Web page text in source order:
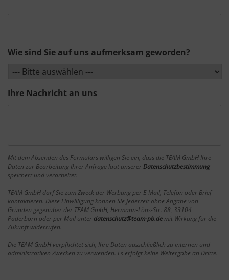
Wie sind Sie auf uns aufmerksam geworden?
Ihre Nachricht an uns
Mit dem Absenden des Formulars willigen Sie ein, dass die TEAM GmbH Ihre
Daten zur Bearbeitung Ihrer Anfrage laut unsererDatenschutzbestimmung
speichert und verarbeitet.
TEAM GmbH darf Sie zum Zweck der Werbung per E-Mail, Telefon oder Brief
kontaktieren. Diese Einwilligung können Sie jederzeit ohne Angabe von
Gründen gegenüber der TEAM GmbH, Hermann-Löns-Str. 88, 33104
Paderborn oder per Mail unter datenschutz@team-pb.demit Wirkung für die
Zukunft widerrufen.
Die TEAM GmbH verpflichtet sich, Ihre Daten ausschließlich zu internen und
administrativen Zwecken zu verwenden. Es erfolgt keine Weitergabe an Dritte.